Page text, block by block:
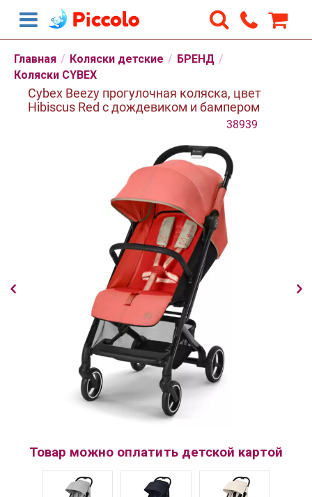
Главная / Коляски детские / БРЕНД /
Коляски CYBEX
Cybex Beezy прогулочная коляска, цвет
Hibiscus Red с дождевиком и бампером
38939
Товар можно оплатить детской картой